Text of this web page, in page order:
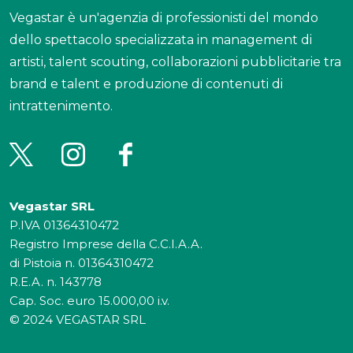
Vegastar è un'agenzia di professionisti del mondo
dello spettacolo specializzata in management di
artisti, talent scouting, collaborazioni pubblicitarie tra
brand e talent e produzione di contenuti di
intrattenimento.
Vegastar SRL
P.IVA 01364310472
Registro Imprese della C.C.I.A.A.
di Pistoia n. 01364310472
R.E.A. n. 143778
Cap. Soc. euro 15.000,00 i.v.
© 2024 VEGASTAR SRL